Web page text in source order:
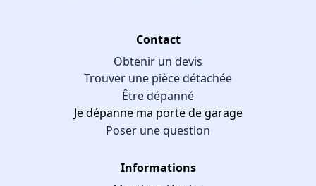
Contact
Obtenir un devis
Trouver une pièce détachée
Être dépanné
Je dépanne ma porte de garage
Poser une question
Informations